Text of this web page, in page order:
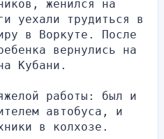
женился на
уехали трудиться в
в Воркуте. После
вернулись на
Кубани.
работы: был и
автобуса, и
в колхозе.